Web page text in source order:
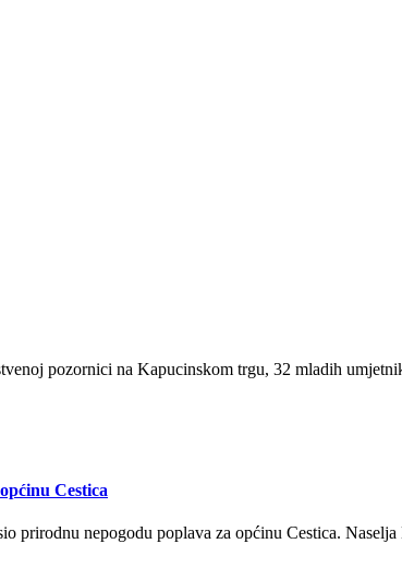
pozornici na Kapucinskom trgu, 32 mladih
Cestica
prirodnu nepogodu poplava za općinu Cestica.